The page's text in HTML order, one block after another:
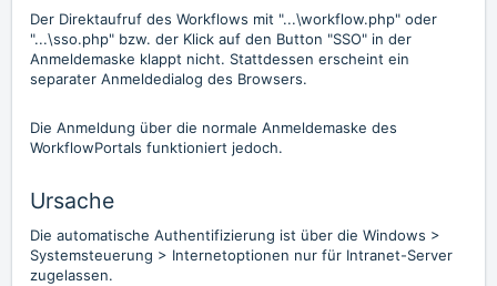
Der Direktaufruf des Workflows mit "...\workflow.php" oder
"...\sso.php" bzw. der Klick auf den Button "SSO" in der
Anmeldemaske klappt nicht. Stattdessen erscheint ein
separater Anmeldedialog des Browsers.
Die Anmeldung über die normale Anmeldemaske des
WorkflowPortals funktioniert jedoch.
Ursache
Die automatische Authentifizierung ist über die Windows >
Systemsteuerung > Internetoptionen nur für Intranet-Server
zugelassen.